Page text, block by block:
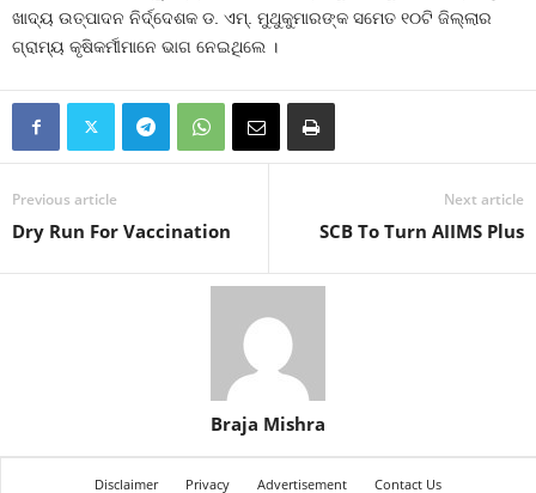
ଖାଦ୍ୟ ଉତ୍ପାଦନ ନିର୍ଦ୍ଦେଶକ ଡ. ଏମ୍‌. ମୁଥୁକୁମାରଙ୍କ ସମେତ ୧୦ଟି ଜିଲ୍ଲାର
ଗ୍ରାମ୍ୟ କୃଷିକର୍ମୀମାନେ ଭାଗ ନେଇଥିଲେ ।
Previous article
Dry Run For Vaccination
Next article
SCB To Turn AIIMS Plus
Braja Mishra
Disclaimer Privacy Advertisement Contact Us